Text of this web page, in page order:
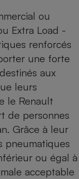
ou
Extra Load -
renforcés
une forte
aux
leurs
le Renault
de personnes
Grâce à leur
pneumatiques
ou égal à
acceptable
- Drive
Complément
alimentaire
Mutuelle
emprunteur
auto
aspirateur
aspirateur
cafetière
robot cuiseur
centrale
-
ultrabook
tablette
et son
- Jardinage
d'entretien
domestique
- Médecine -
de santé -
Mutuelle
Retraite
débit de votre